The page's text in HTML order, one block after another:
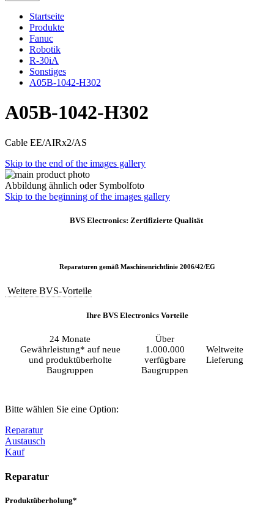
Startseite
Produkte
Fanuc
Robotik
R-30iA
Sonstiges
A05B-1042-H302
A05B-1042-H302
Cable EE/AIRx2/AS
Skip to the end of the images gallery
Abbildung ähnlich oder Symbolfoto
Skip to the beginning of the images gallery
BVS Electronics: Zertifizierte Qualität
Reparaturen gemäß Maschinenrichtlinie 2006/42/EG
Weitere BVS-Vorteile
Ihre BVS Electronics Vorteile
24 Monate
Gewährleistung* auf neue
und produktüberholte
Baugruppen
Über
1.000.000
verfügbare
Baugruppen
Weltweite
Lieferung
Bitte wählen Sie eine Option:
Reparatur
Austausch
Kauf
Reparatur
Produktüberholung*